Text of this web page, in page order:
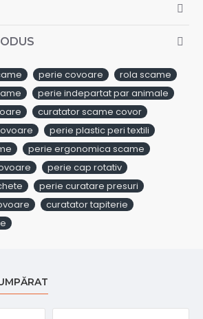
perie covoare
rola scame
perie indepartat par animale
curatator scame covor
perie plastic peri textili
perie ergonomica scame
perie cap rotativ
perie curatare presuri
curatator tapiterie